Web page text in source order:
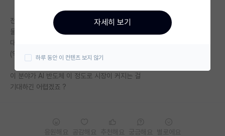
미국 대학원 합격 후기 게시판
대학원생 모집 게시판
연구실(PI) 홍보 게시판
석박사 채용 정보 게시판
전국에서
물을 국가단위로 체계적으로 관리하는 곳이
대구 달성군 밖에 없습니다
(약 4천억 규모 물 클러스터 단지)
이 분야가 AI 반도체 이 정도로 시장이 커지는 걸
기대하긴 어렵겠죠 ?
자세히 보기
하루 동안 이 컨텐츠 보지 않기